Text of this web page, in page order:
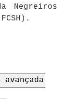
Negreiros
avançada